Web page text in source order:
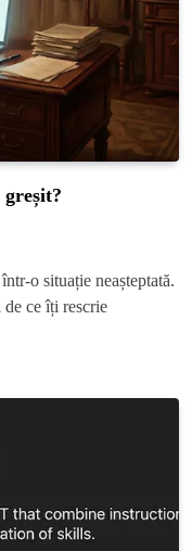
o situație neașteptată.
ce îți rescrie